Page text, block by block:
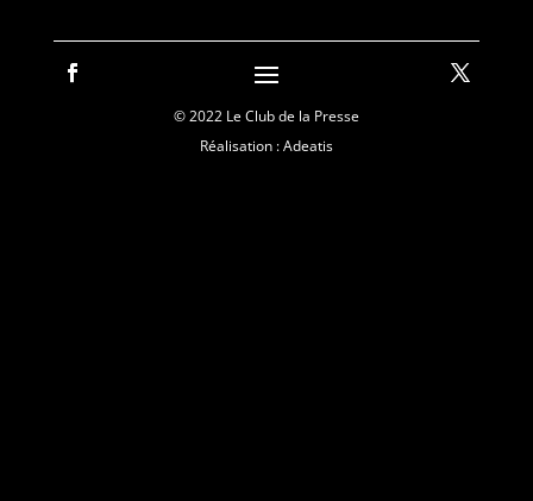
© 2022 Le Club de la Presse
Réalisation : Adeatis